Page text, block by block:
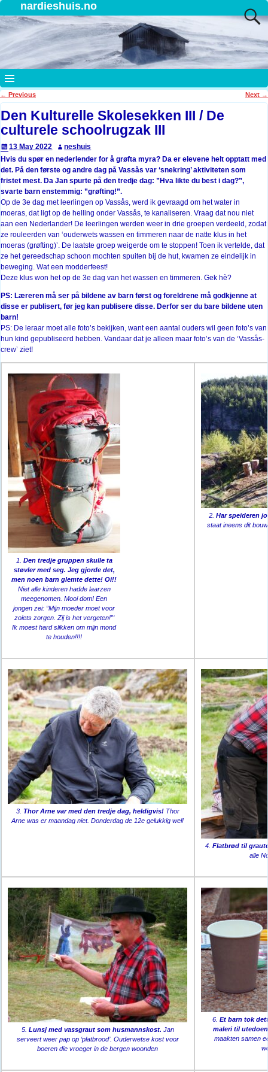
nardieshuis.no
Post navigation
← Previous Next →
Den Kulturelle Skolesekken III / De
culturele schoolrugzak III
13 May 2022
neshuis
Hvis du spør en nederlender for å grøfta myra? Da er elevene helt opptatt med
det. På den første og andre dag på Vassås var ‘snekring’ aktiviteten som
fristet mest. Da Jan spurte på den tredje dag: ”Hva likte du best i dag?”,
svarte barn enstemmig: ”grøfting!”.
Op de 3e dag met leerlingen op Vassås, werd ik gevraagd om het water in
moeras, dat ligt op de helling onder Vassås, te kanaliseren. Vraag dat nou niet
aan een Nederlander! De leerlingen werden weer in drie groepen verdeeld, zodat
ze rouleerden van ‘ouderwets wassen en timmeren naar de natte klus in het
moeras (grøfting)’. De laatste groep weigerde om te stoppen! Toen ik vertelde, dat
ze het gereedschap schoon mochten spuiten bij de hut, kwamen ze eindelijk in
beweging. Wat een modderfeest!
Deze klus won het op de 3e dag van het wassen en timmeren. Gek hè?
PS: Læreren må ser på bildene av barn først og foreldrene må godkjenne at
disse er publisert, før jeg kan publisere disse. Derfor ser du bare bildene uten
barn!
PS: De leraar moet alle foto’s bekijken, want een aantal ouders wil geen foto’s van
hun kind gepubliseerd hebben. Vandaar dat je alleen maar foto’s van de ‘Vassås-
crew’ ziet!
1. Den tredje gruppen skulle ta
støvler med seg. Jeg gjorde det,
men noen barn glemte dette! Oi!!
Niet alle kinderen hadde laarzen
meegenomen. Mooi dom! Een
jongen zei: ”Mijn moeder moet voor
zoiets zorgen. Zij is het vergeten!”‘
Ik moest hard slikken om mijn mond
te houden!!!!
2.Har speideren
staat ineens dit
3. Thor Arne var med den tredje dag, heldigvis!Thor
Arne was er maandag niet. Donderdag de 12e gelukkig wel!
4. Flatbrød til
alle
5. Lunsj med vassgraut som husmannskost. Jan
serveert weer pap op ‘platbrood’. Ouderwetse kost voor
boeren die vroeger in de bergen woonden
6. Et barn tok
maleri til
maakten samen